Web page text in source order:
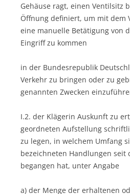
Gehäuse ragt, einen Ventilsitz
Öffnung definiert, um mit dem
eine manuelle Betätigung von
Eingriff zu kommen
in der Bundesrepublik
Verkehr zu bringen oder zu
genannten Zwecken
I.2. der Klägerin Auskunft zu
geordneten Aufstellung
zu legen, in welchem Umfang
bezeichneten Handlungen seit
begangen hat, unter Angabe
a) der Menge der erhaltenen